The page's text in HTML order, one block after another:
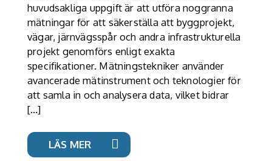
huvudsakliga uppgift är att utföra noggranna
mätningar för att säkerställa att byggprojekt,
vägar, järnvägsspår och andra infrastrukturella
projekt genomförs enligt exakta
specifikationer. Mätningstekniker använder
avancerade mätinstrument och teknologier för
att samla in och analysera data, vilket bidrar
[…]
LÄS MER